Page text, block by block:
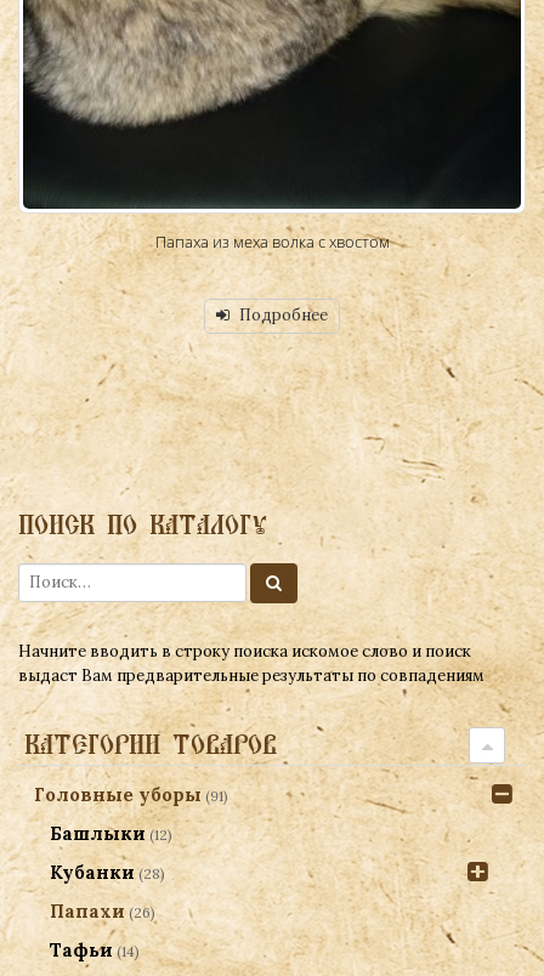
Папаха из меха волка с хвостом
Подробнее
ПОИСК ПО КАТАЛОГУ
Начните вводить в строку поиска искомое слово и поиск
выдаст Вам предварительные результаты по совпадениям
КАТЕГОРИИ ТОВАРОВ
Головные уборы (91)
Башлыки (12)
Кубанки (28)
Папахи (26)
Тафьи (14)